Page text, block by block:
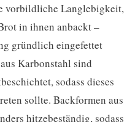
vorbildliche Langlebigkeit,
in ihnen anbackt –
gründlich eingefettet
Karbonstahl sind
sodass dieses
sollte. Backformen aus
hitzebeständig, sodass